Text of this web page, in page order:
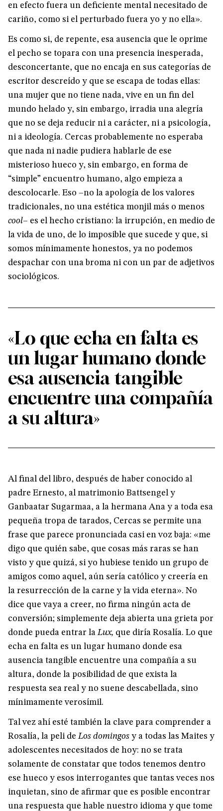
en efecto fuera un deficiente mental necesitado de
cariño, como si el perturbado fuera yo y no ella».
Es como si, de repente, esa ausencia que le oprime
el pecho se topara con una presencia inesperada,
desconcertante, que no encaja en sus categorías de
escritor descreído y que se escapa de todas ellas:
una mujer que no tiene nada, vive en un fin del
mundo helado y, sin embargo, irradia una alegría
que no se deja reducir ni a carácter, ni a psicología,
ni a ideología. Cercas probablemente no esperaba
que nada ni nadie pudiera hablarle de ese
misterioso hueco y, sin embargo, en forma de
“simple” encuentro humano, algo empieza a
descolocarle. Eso –no la apología de los valores
tradicionales, no una estética monjil más o menos
cool– es el hecho cristiano: la irrupción, en medio de
la vida de uno, de lo imposible que sucede y que, si
somos mínimamente honestos, ya no podemos
despachar con una broma ni con un par de adjetivos
sociológicos.
«Lo que echa en falta es
un lugar humano donde
esa ausencia tangible
encuentre una compañía
a su altura»
Al final del libro, después de haber conocido al
padre Ernesto, al matrimonio Battsengel y
Ganbaatar Sugarmaa, a la hermana Ana y a toda esa
pequeña tropa de tarados, Cercas se permite una
frase que parece pronunciada casi en voz baja: «me
digo que quién sabe, que cosas más raras se han
visto y que quizá, si yo hubiese tenido un grupo de
amigos como aquel, aún sería católico y creería en
la resurrección de la carne y la vida eterna». No
dice que vaya a creer, no firma ningún acta de
conversión; simplemente deja abierta una grieta por
donde pueda entrar laLux, que diría Rosalía. Lo que
echa en falta es un lugar humano donde esa
ausencia tangible encuentre una compañía a su
altura, donde la posibilidad de que exista la
respuesta sea real y no suene descabellada, sino
mínimamente verosímil.
Tal vez ahí esté también la clave para comprender a
Rosalía, la peli deLos domingos y a todas las Maites y
adolescentes necesitados de hoy: no se trata
solamente de constatar que todos tenemos dentro
ese hueco y esos interrogantes que tantas veces nos
inquietan, sino de afirmar que es posible encontrar
una respuesta que hable nuestro idioma y que tome